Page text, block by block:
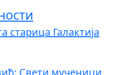
старица Галактија
Свети мученици